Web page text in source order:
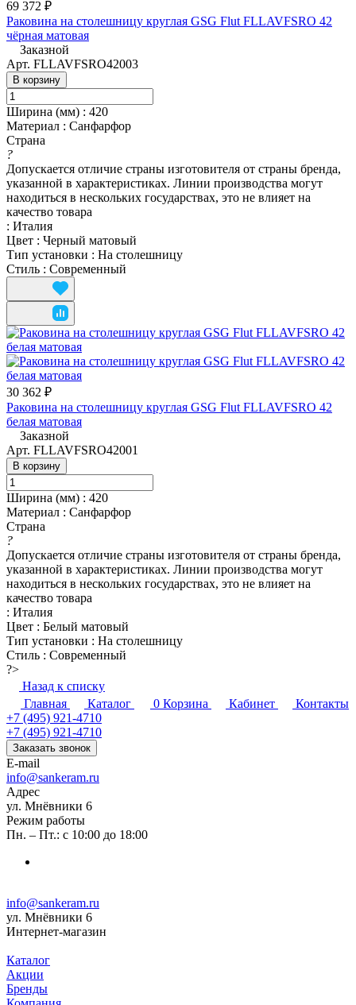
69 372 ₽
Раковина на столешницу круглая GSG Flut FLLAVFSRO 42
чёрная матовая
Заказной
Арт. FLLAVFSRO42003
В корзину
Ширина (мм) : 420
Материал : Санфарфор
Страна
?
Допускается отличие страны изготовителя от страны бренда,
указанной в характеристиках. Линии производства могут
находиться в нескольких государствах, это не влияет на
качество товара
: Италия
Цвет : Черный матовый
Тип установки : На столешницу
Стиль : Современный
30 362 ₽
Раковина на столешницу круглая GSG Flut FLLAVFSRO 42
белая матовая
Заказной
Арт. FLLAVFSRO42001
В корзину
Ширина (мм) : 420
Материал : Санфарфор
Страна
?
Допускается отличие страны изготовителя от страны бренда,
указанной в характеристиках. Линии производства могут
находиться в нескольких государствах, это не влияет на
качество товара
: Италия
Цвет : Белый матовый
Тип установки : На столешницу
Стиль : Современный
?>
Назад к списку
Главная
Каталог 0 Корзина Кабинет
Контакты
+7 (495) 921-4710
+7 (495) 921-4710
Заказать звонок
E-mail
info@sankeram.ru
Адрес
ул. Мнёвники 6
Режим работы
Пн. – Пт.: с 10:00 до 18:00
info@sankeram.ru
ул. Мнёвники 6
Интернет-магазин
Каталог
Акции
Бренды